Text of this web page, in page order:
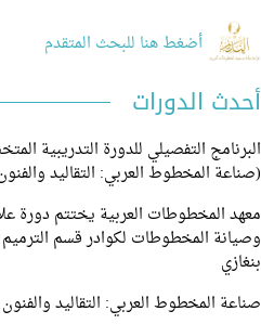
أضغط هنا للبحث المتقدم
أحدث الدورات
البرنامج التفصيلي للدورة التدريبية
(صناعة المخطوط العربي: التقاليد
معهد المخطوطات العربية يختتم دورة
وصيانة المخطوطات لكوادر قسم
بنغازي
صناعة المخطوط العربي: التقاليد والفنون